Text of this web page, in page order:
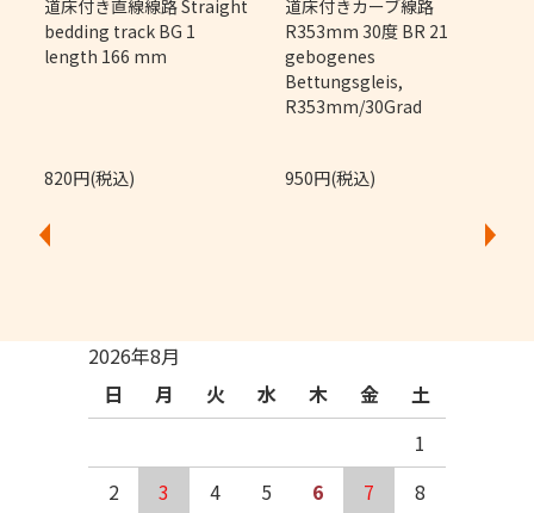
道床付き直線線路 Straight
bedding track BG 1
length 166 mm
820円(税込)
道床付きカーブ線路
R353mm 30度 BR 21
gebogenes
Bettungsgleis,
R353mm/30Grad
950円(税込)
2026年8月
日
月 火 水 木 金
土
1
2
3 4 5 6 7
8